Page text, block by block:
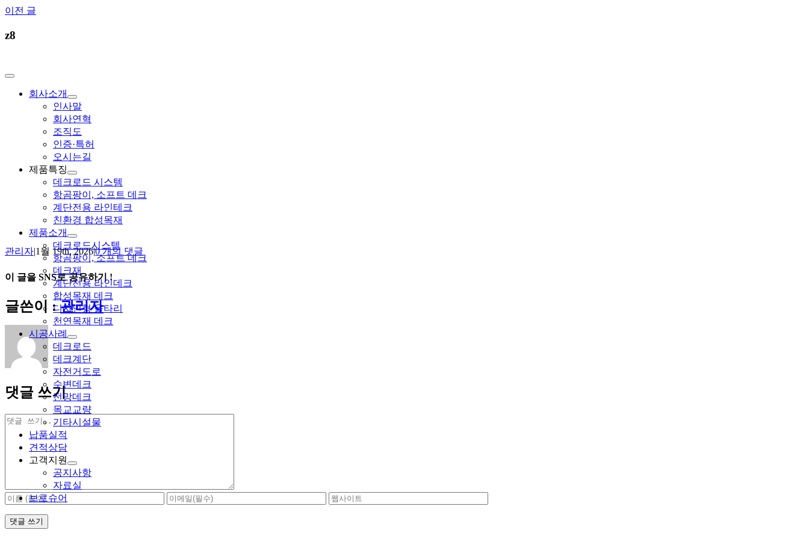
Skip
content
Toggle
Navigation회사소개
인사말
회사연혁
조직도
인증·특허
오시는길
제품특징
데크로드 시스템
항곰팡이, 소프트 데크
계단전용 라인테크
친환경 합성목재
제품소개
데크로드시스템
항곰팡이, 소프트 데크
데크재
계단전용 라인데크
합성목재 데크
디자인형 울타리
천연목재 데크
시공사례
데크로드
데크계단
자전거도로
수변데크
전망데크
목교교량
기타시설물
납품실적
견적상담
고객지원
공지사항
자료실
브로슈어
이전 글
z8
관리자|1월 19th, 2026|0 개의 댓글
이 글을 SNS로 공유하기 !
Facebook
X
Reddit
LinkedIn
Tumblr
Pinterest
Vk
이
메
일
글쓴이 :관리자
댓글 쓰기
댓